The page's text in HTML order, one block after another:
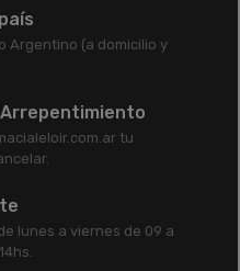
Argentino (a domicilio y
tu
lunes a viernes de 09 a